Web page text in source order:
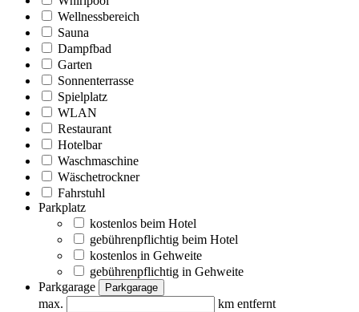
Wellnessbereich
Sauna
Dampfbad
Garten
Sonnenterrasse
Spielplatz
WLAN
Restaurant
Hotelbar
Waschmaschine
Wäschetrockner
Fahrstuhl
Parkplatz
kostenlos beim Hotel
gebührenpflichtig beim Hotel
kostenlos in Gehweite
gebührenpflichtig in Gehweite
Parkgarage
Parkgarage
max. km entfernt